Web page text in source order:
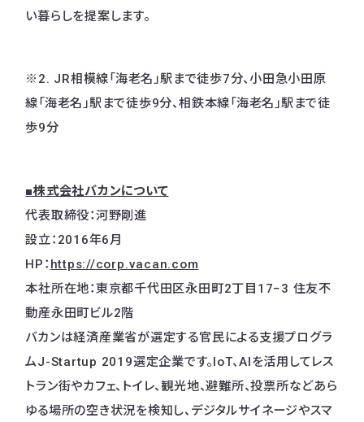
い暮らしを提案します。
※2. JR相模線「海老名」駅まで徒歩7分、小田急小田原
線「海老名」駅まで徒歩9分、相鉄本線「海老名」駅まで徒
歩9分
■株式会社バカンについて
代表取締役：河野剛進
設立：2016年6月
HP： https://corp.vacan.com
本社所在地：東京都千代田区永田町2丁目17−3 住友不
動産永田町ビル2階
バカンは経済産業省が選定する官民による支援プログラ
ムJ-Startup 2019選定企業です。IoT、AIを活用してレス
トラン街やカフェ、トイレ、観光地、避難所、投票所などあら
ゆる場所の空き状況を検知し、デジタルサイネージやスマ